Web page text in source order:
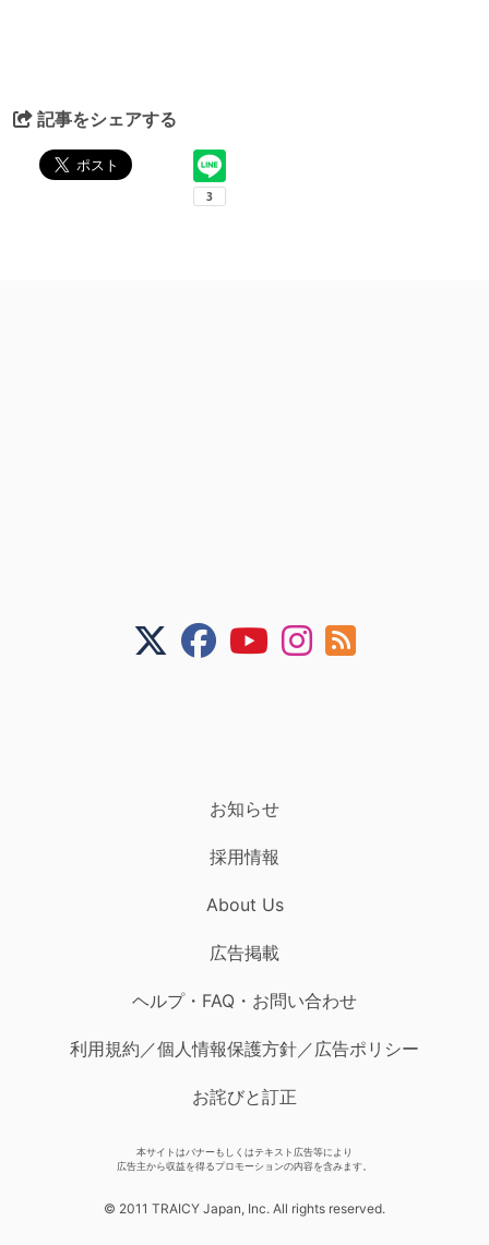
記事をシェアする
お知らせ
採用情報
About Us
広告掲載
ヘルプ・FAQ・お問い合わせ
利用規約／個人情報保護方針／広告ポリシー
お詫びと訂正
本サイトはバナーもしくはテキスト広告等により
広告主から収益を得るプロモーションの内容を含みます。
© 2011 TRAICY Japan, Inc. All rights reserved.